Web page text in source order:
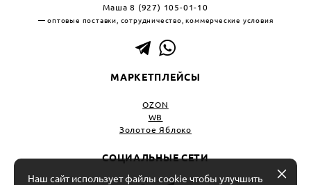
Маша 8 (927) 105-01-10
— оптовые поставки, сотрудничество, коммерческие условия
МАРКЕТПЛЕЙСЫ
OZON
WB
Золотое Яблоко
СОЦИАЛЬНЫЕ СЕТИ
Наш сайт использует файлы cookie чтобы улучшить